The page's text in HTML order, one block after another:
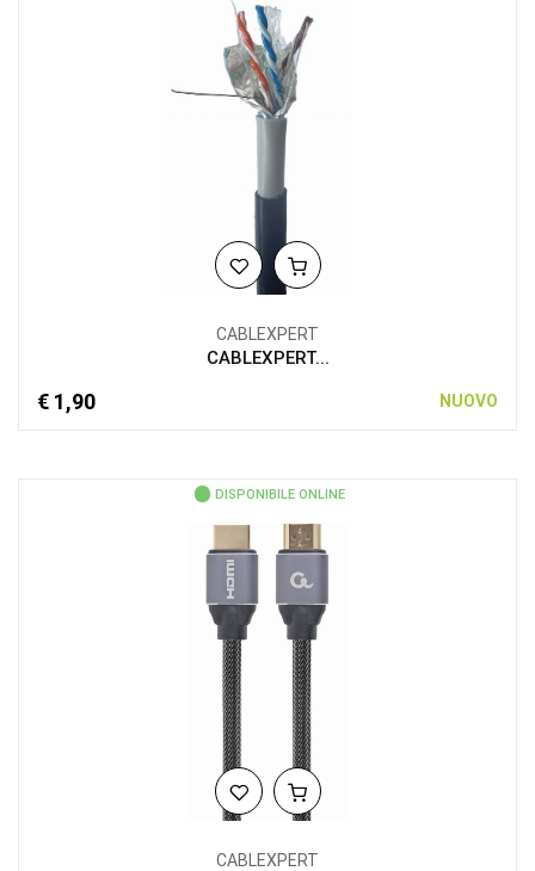
CABLEXPERT
CABLEXPERT...
€ 1,90 NUOVO
DISPONIBILE ONLINE
CABLEXPERT